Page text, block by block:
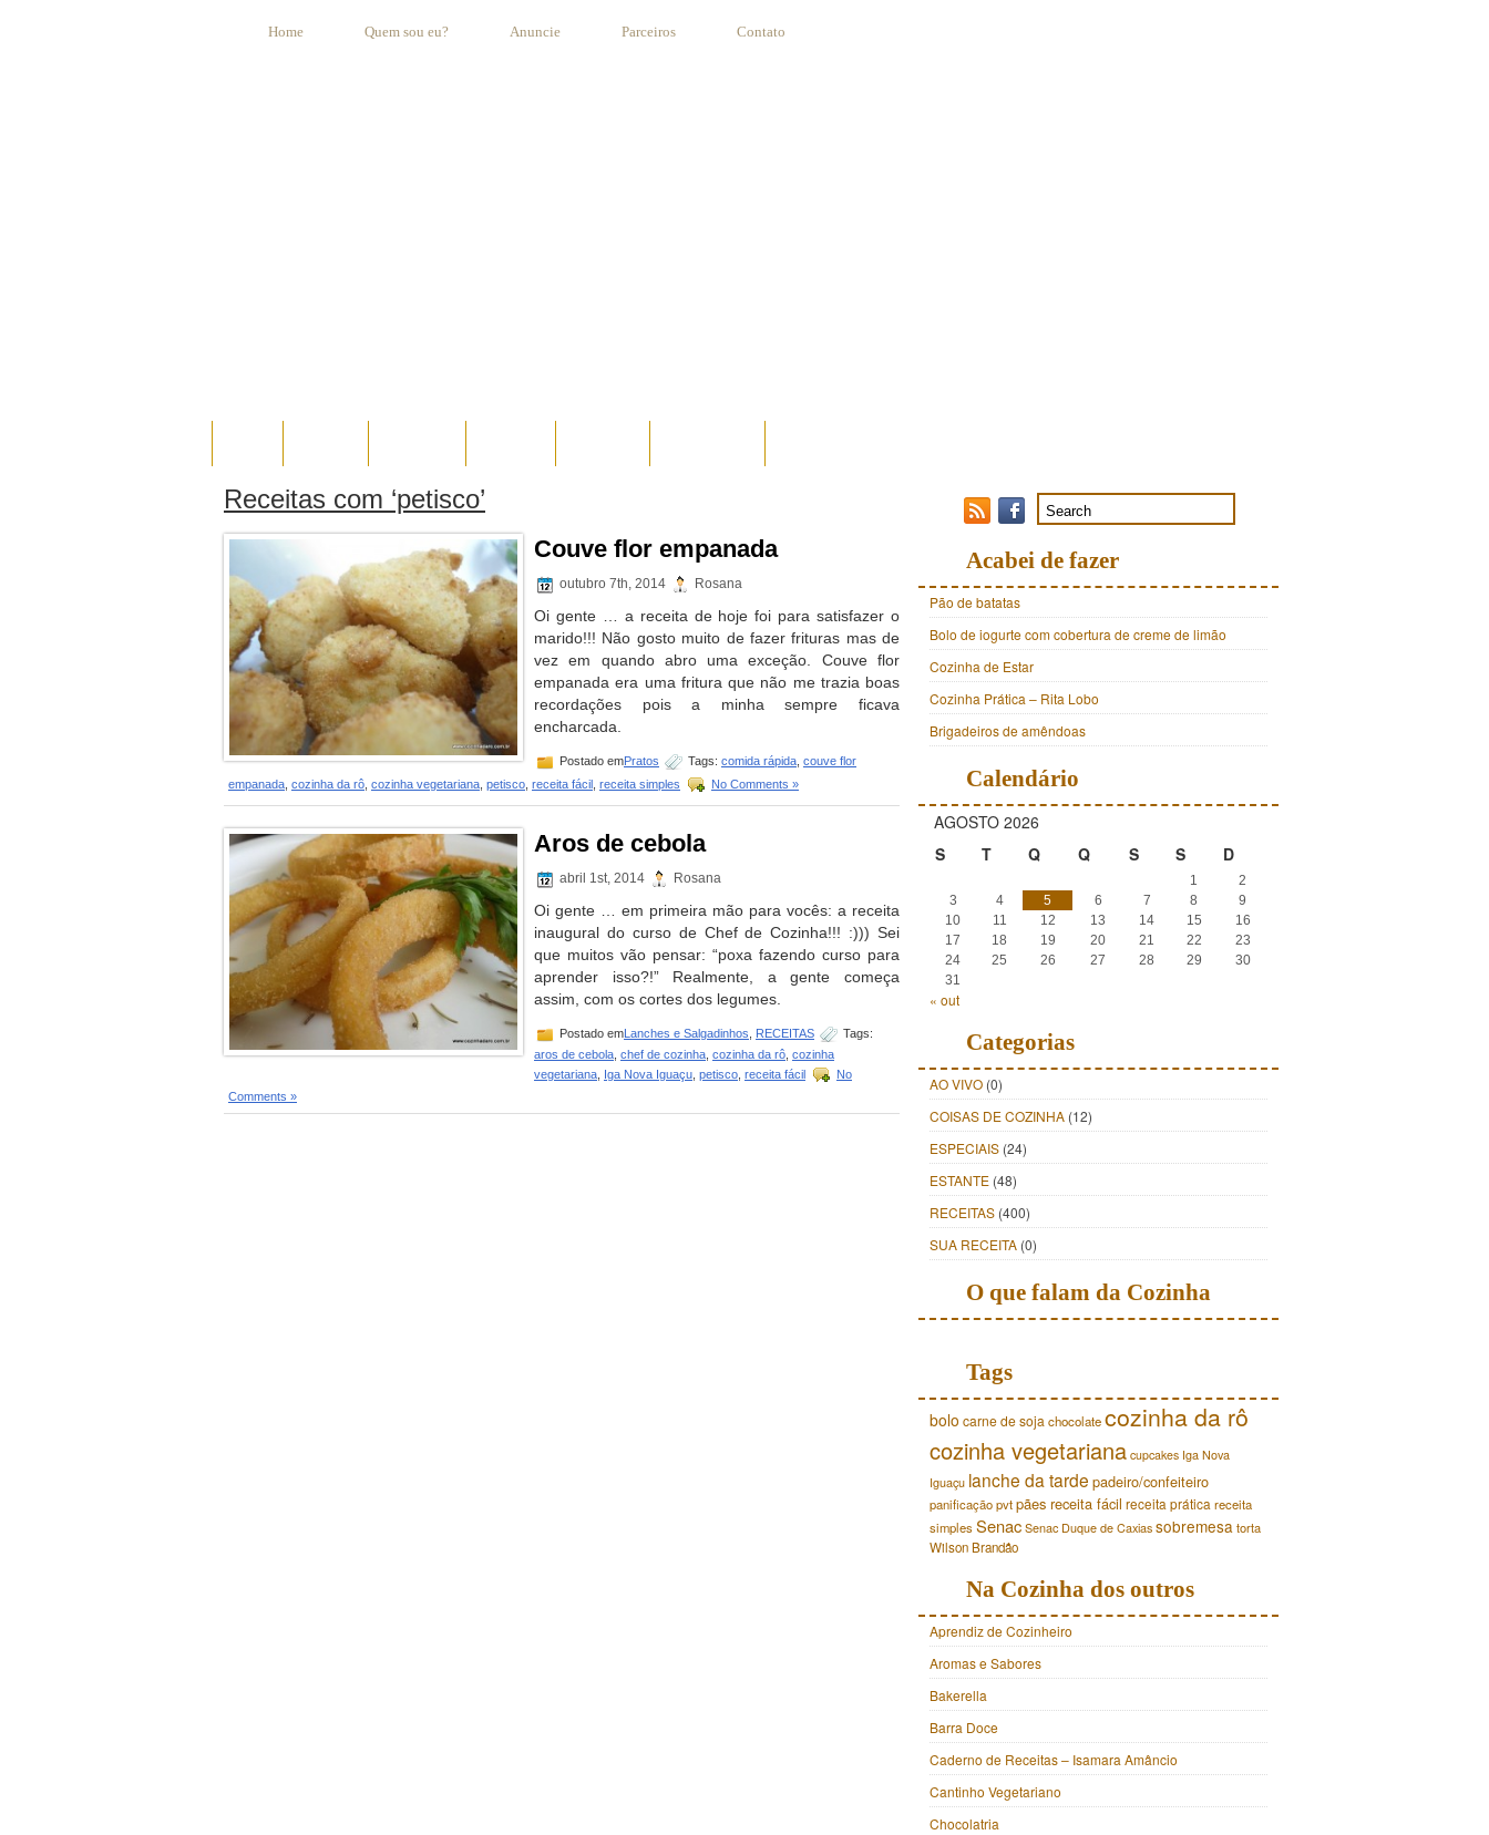
Home Quem sou eu? Anuncie Parceiros Contato
Receitas com ‘petisco’
Couve flor empanada
outubro 7th, 2014 Rosana
Oi gente … a receita de hoje foi para satisfazer o
marido!!! Não gosto muito de fazer frituras mas de
vez em quando abro uma exceção. Couve flor
empanada era uma fritura que não me trazia boas
recordações pois a minha sempre ficava
encharcada.
Postado emPratos Tags: comida rápida couve flor
empanada cozinha da rô cozinha vegetariana petisco receita fácil receita simples No Comments »
Aros de cebola
abril 1st, 2014 Rosana
Oi gente … em primeira mão para vocês: a receita
inaugural do curso de Chef de Cozinha!!! :))) Sei
que muitos vão pensar: “poxa fazendo curso para
aprender isso?!” Realmente, a gente começa
assim, com os cortes dos legumes.
Postado emLanches e Salgadinhos RECEITAS
Tags:
aros de cebola chef de cozinha cozinha da rô cozinha
vegetariana Iga Nova Iguaçu petisco receita fácil
No
Comments »
Acabei de fazer
Pão de batatas
Bolo de iogurte com cobertura de creme de limão
Cozinha de Estar
Cozinha Prática – Rita Lobo
Brigadeiros de amêndoas
Calendário
AGOSTO 2026
S
T Q Q S S D
1
2
3
4 5 6 7 8
9
10
11 12 13 14 15
16
17
18 19 20 21 22
23
24
25 26 27 28 29
30
31
« out
Categorias
AO VIVO (0)
COISAS DE COZINHA (12)
ESPECIAIS (24)
ESTANTE (48)
RECEITAS (400)
SUA RECEITA (0)
O que falam da Cozinha
Tags
bolo carne de soja chocolatecozinha da rô
cozinha vegetariana cupcakes Iga Nova
Iguaçu lanche da tarde padeiro/confeiteiro
panificaçãopvtpães receita fácil receita prática receita
simplesSenac Senac Duque de Caxias sobremesatorta
Wilson Brandão
Na Cozinha dos outros
Aprendiz de Cozinheiro
Aromas e Sabores
Bakerella
Barra Doce
Caderno de Receitas – Isamara Amâncio
Cantinho Vegetariano
Chocolatria